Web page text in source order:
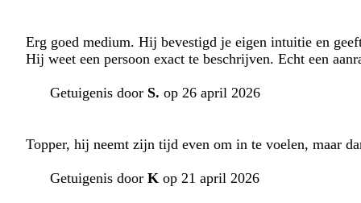
Erg goed medium. Hij bevestigd je eigen intuitie en
Hij weet een persoon exact te beschrijven. Echt een
Getuigenis door S. op 26 april 2026
Topper, hij neemt zijn tijd even om in te voelen, maar
Getuigenis door K op 21 april 2026